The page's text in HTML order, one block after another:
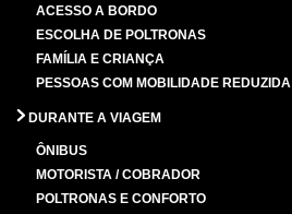
ACESSO A BORDO
ESCOLHA DE POLTRONAS
FAMÍLIA E CRIANÇA
PESSOAS COM MOBILIDADE REDUZIDA
DURANTE A VIAGEM
ÔNIBUS
MOTORISTA / COBRADOR
POLTRONAS E CONFORTO